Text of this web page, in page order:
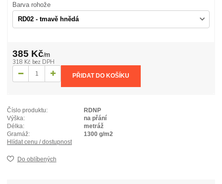
Barva rohože
385 Kč/m
318 Kč bez DPH
PŘIDAT DO KOŠÍKU
Číslo produktu:
RDNP
Výška:
na přání
Délka:
metráž
Gramáž:
1300 g/m2
Hlídat cenu / dostupnost
Do oblíbených